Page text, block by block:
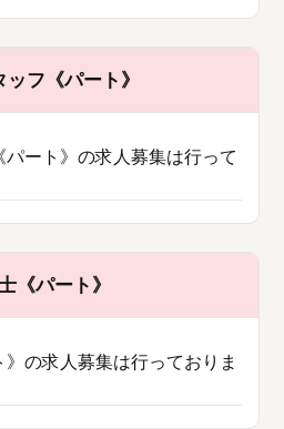
フ《パート》
ート》の求人募集は行って
《パート》
の求人募集は行っておりま